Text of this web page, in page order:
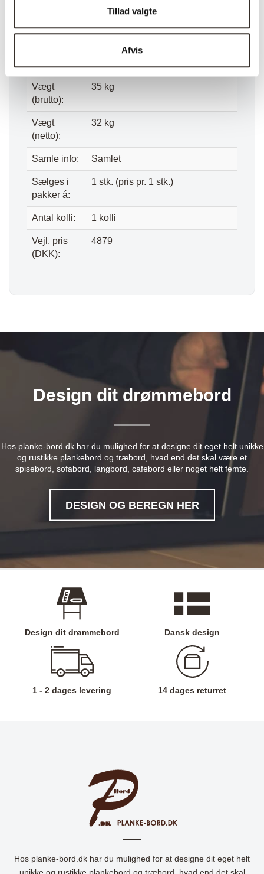
Tillad valgte
Afvis
87 cm
Vægt
(brutto):
35 kg
Vægt
(netto):
32 kg
Samle info: Samlet
Sælges i
pakker á:
1 stk. (pris pr. 1 stk.)
Antal kolli: 1 kolli
Vejl. pris
(DKK):
4879
Design dit drømmebord
Hos planke-bord.dk har du mulighed for at designe dit eget helt unikke
og rustikke plankebord og træbord, hvad end det skal være et
spisebord, sofabord, langbord, cafebord eller noget helt femte.
DESIGN OG BEREGN HER
Design dit drømmebord Dansk design
1 - 2 dages levering 14 dages returret
Hos planke-bord.dk har du mulighed for at designe dit eget helt